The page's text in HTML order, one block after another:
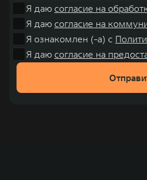
Я даю согласие на
Я даю согласие на
Я ознакомлен (-а) с
Я даю согласие на